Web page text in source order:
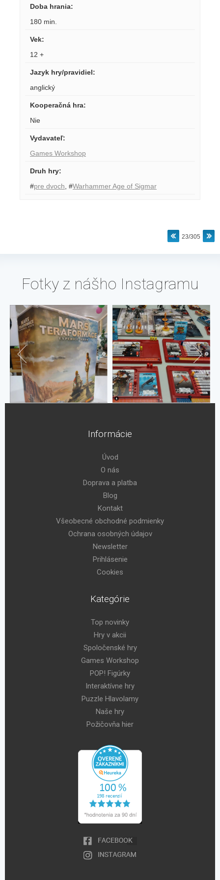
Doba hrania:
180 min.
Vek:
12 +
Jazyk hry/pravidiel:
anglický
Kooperačná hra:
Nie
Vydavateľ:
Games Workshop
Druh hry:
#pre dvoch #Warhammer Age of Sigmar
23/305
Fotky z nášho Instagramu
Informácie
Úvod
O nás
Doprava a platba
Blog
Kontakt
Všeobecné obchodné podmienky
Ochrana osobných údajov
Newsletter
Prihlásenie
Cookies
Kategórie
Top novinky
Hry v akcii
Spoločenské hry
Games Workshop
POP! Figúrky
Interaktívne hry
Puzzle Hlavolamy
Naše hry
Požičovňa hier